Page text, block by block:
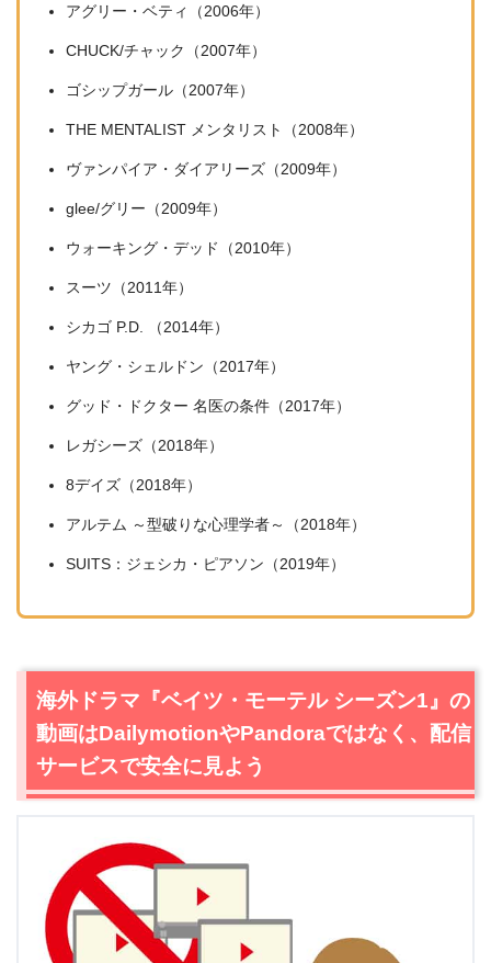
アグリー・ベティ（2006年）
CHUCK/チャック（2007年）
ゴシップガール（2007年）
THE MENTALIST メンタリスト（2008年）
ヴァンパイア・ダイアリーズ（2009年）
glee/グリー（2009年）
ウォーキング・デッド（2010年）
スーツ（2011年）
シカゴ P.D. （2014年）
ヤング・シェルドン（2017年）
グッド・ドクター 名医の条件（2017年）
レガシーズ（2018年）
8デイズ（2018年）
アルテム ～型破りな心理学者～（2018年）
SUITS：ジェシカ・ピアソン（2019年）
海外ドラマ『ベイツ・モーテル シーズン1』の
動画はDailymotionやPandoraではなく、配信
サービスで安全に見よう